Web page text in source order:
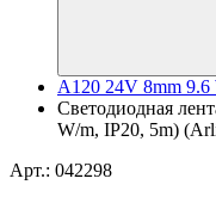
A120 24V 8mm 9.6
Светодиодная
W/m, IP20, 5m)
Арт.: 042298